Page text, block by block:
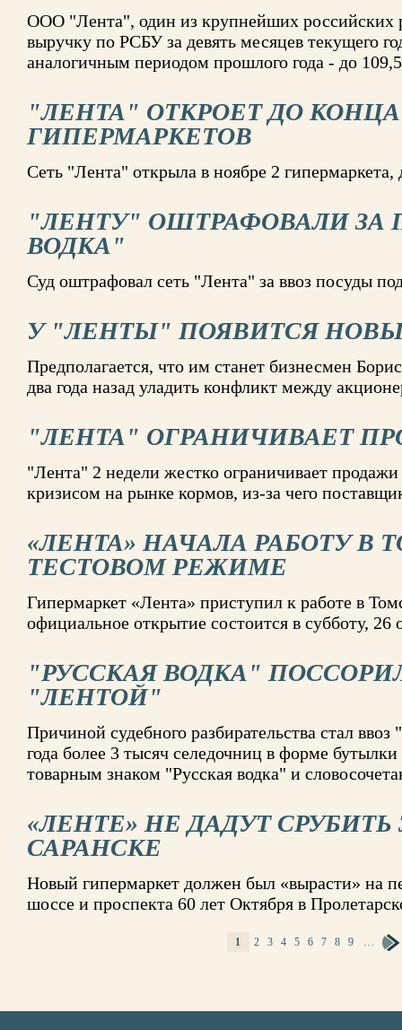
ООО "Лента", один из крупнейших российских
выручку по РСБУ за девять месяцев текущего
аналогичным периодом прошлого года - до
"ЛЕНТА" ОТКРОЕТ ДО КОНЦА
ГИПЕРМАРКЕТОВ
Сеть "Лента" открыла в ноябре 2 гипермаркета,
"ЛЕНТУ" ОШТРАФОВАЛИ ЗА
ВОДКА"
Суд оштрафовал сеть "Лента" за ввоз посуды
У "ЛЕНТЫ" ПОЯВИТСЯ
Предполагается, что им станет бизнесмен
два года назад уладить конфликт между
"ЛЕНТА" ОГРАНИЧИВАЕТ
"Лента" 2 недели жестко ограничивает продажи
кризисом на рынке кормов, из-за чего
«ЛЕНТА» НАЧАЛА РАБОТУ В
ТЕСТОВОМ РЕЖИМЕ
Гипермаркет «Лента» приступил к работе в
официальное открытие состоится в субботу, 26
"РУССКАЯ ВОДКА"
"ЛЕНТОЙ"
Причиной судебного разбирательства стал
года более 3 тысяч селедочниц в форме
товарным знаком "Русская водка" и
«ЛЕНТЕ» НЕ ДАДУТ СРУБИТЬ
САРАНСКЕ
Новый гипермаркет должен был «вырасти» на
шоссе и проспекта 60 лет Октября в
1 2 3 4 5 6 7 8 9 …